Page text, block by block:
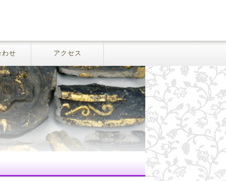
わせ アクセス